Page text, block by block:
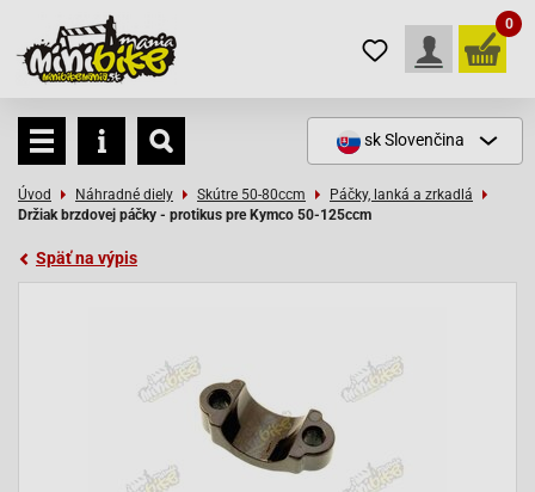
0
skSlovenčina
Úvod Náhradné diely Skútre 50-80ccm
Páčky, lanká a zrkadlá
Držiak brzdovej páčky - protikus pre Kymco 50-125ccm
Späť na výpis